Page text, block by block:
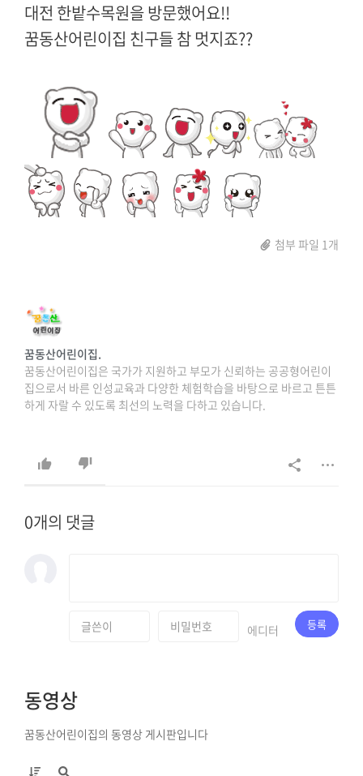
대전 한밭수목원을 방문했어요!!
꿈동산어린이집 친구들 참 멋지죠??
첨부 파일 1개
꿈동산어린이집.
꿈동산어린이집은 국가가 지원하고 부모가 신뢰하는 공공형어린이
집으로서 바른 인성교육과 다양한 체험학습을 바탕으로 바르고 튼튼
하게 자랄 수 있도록 최선의 노력을 다하고 있습니다.
상담문의 : 042-627-8698, 042-638-8698.
0개의 댓글
에디터 등록
동영상
꿈동산어린이집의 동영상 게시판입니다